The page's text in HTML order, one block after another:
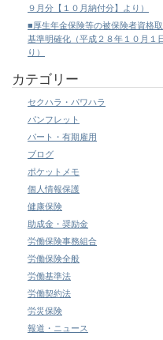
９月分【１０月納付分】より）
■厚生年金保険等の被保険者資格
基準明確化（平成２８年１０月１
り）
カテゴリー
セクハラ・パワハラ
パンフレット
パート・有期雇用
ブログ
ポケットメモ
個人情報保護
健康保険
助成金・奨励金
労働保険事務組合
労働保険全般
労働基準法
労働契約法
労災保険
報道・ニュース